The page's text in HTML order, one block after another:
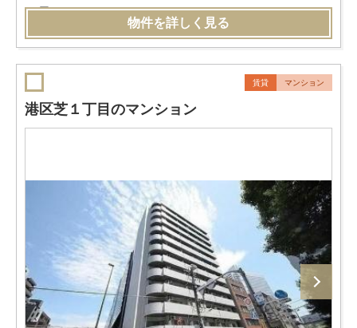
物件を詳しく見る
賃貸 マンション
港区芝１丁目のマンション